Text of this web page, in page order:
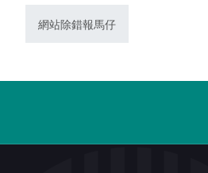
網站除錯報馬仔